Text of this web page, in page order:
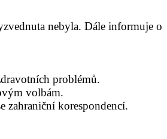
nebyla. Dále informuje o
problémů.
volbám.
zahraniční korespondencí.